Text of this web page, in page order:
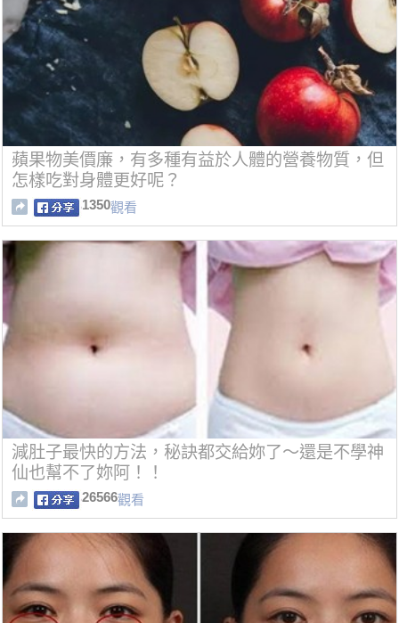
蘋果物美價廉，有多種有益於人體的營養物質，但
怎樣吃對身體更好呢？
1350觀看
減肚子最快的方法，秘訣都交給妳了～還是不學神
仙也幫不了妳阿！！
26566觀看